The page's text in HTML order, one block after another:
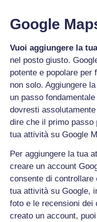
Google
Vuoi aggiungere la
nel posto giusto.
potente e popolare
non solo. Aggiungere
un passo
dovresti
dire che il primo
tua attività su Google
Per aggiungere la tua
creare un account
consente di
tua attività su Google,
foto e le recensioni dei
creato un account,